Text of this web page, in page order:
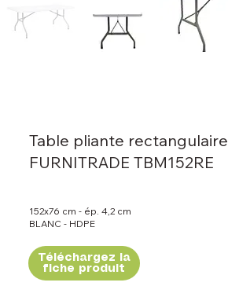
Table pliante rectangulaire
FURNITRADE TBM152RE
152x76 cm - ép. 4,2 cm
BLANC - HDPE
Téléchargez la
fiche produit